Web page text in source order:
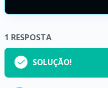
1 RESPOSTA
SOLUÇÃO!